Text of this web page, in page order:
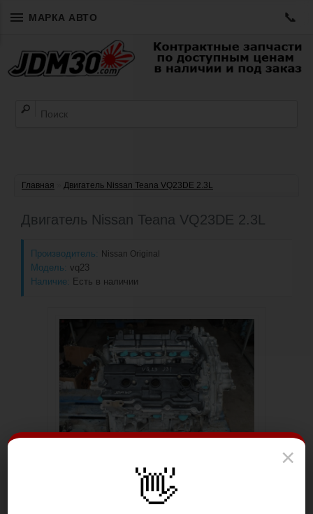
МАРКА АВТО 📞
×
👋
Главная Двигатель Nissan Teana VQ23DE 2.3L
Двигатель Nissan Teana VQ23DE 2.3L
Производитель: Nissan Original
Модель: vq23
Наличие: Есть в наличии